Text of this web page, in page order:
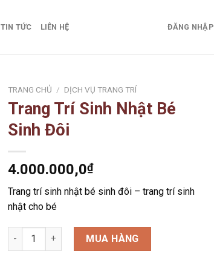
TIN TỨC LIÊN HỆ ĐĂNG NHẬP
TRANG CHỦ / DỊCH VỤ TRANG TRÍ
Trang Trí Sinh Nhật Bé
Sinh Đôi
4.000.000,0₫
Trang trí sinh nhật bé sinh đôi – trang trí sinh
nhật cho bé
Trang Trí Sinh Nhật Bé Sinh Đôi số lượng
MUA HÀNG